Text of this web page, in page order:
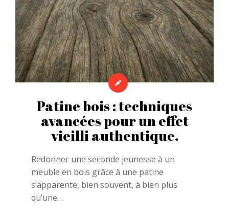
Patine bois : techniques
avancées pour un effet
vieilli authentique.
Redonner une seconde jeunesse à un
meuble en bois grâce à une patine
s’apparente, bien souvent, à bien plus
qu’une…